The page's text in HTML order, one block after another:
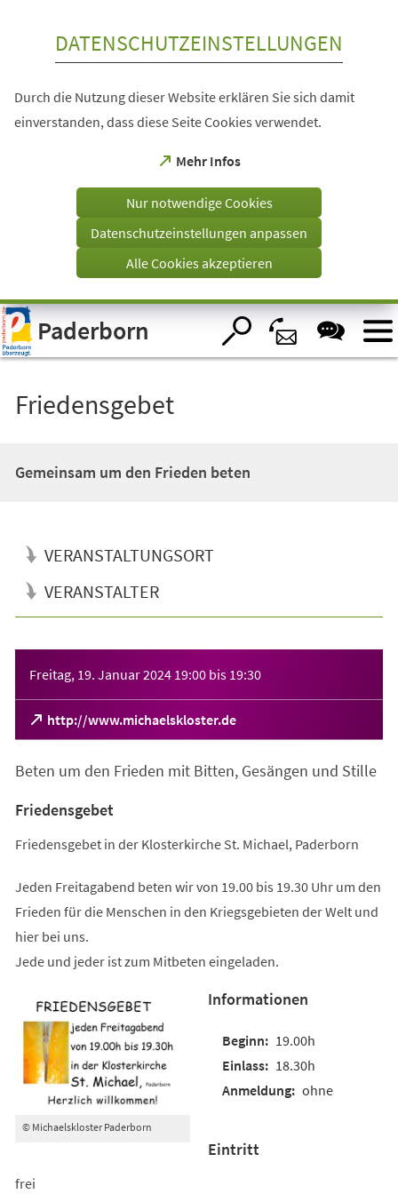
Visuelle
Assistenzsoftware
öffnen.
DATENSCHUTZEINSTELLUNGEN
Durch die Nutzung dieser Website erklären Sie sich damit
einverstanden, dass diese Seite Cookies verwendet.
Mehr Infos
(Öffnet
einem
Tab)
Nur notwendige Cookies
Datenschutzeinstellungen anpassen
Alle Cookies akzeptieren
Paderborn
Friedensgebet
Gemeinsam um den Frieden beten
VERANSTALTUNGSORT
VERANSTALTER
Freitag, 19. Januar 2024 19:00 bis 19:30
http://www.michaelskloster.de
(Öffnet
in
neuen
Beten um den Frieden mit Bitten, Gesängen und Stille
Friedensgebet
Friedensgebet in der Klosterkirche St. Michael, Paderborn
Jeden Freitagabend beten wir von 19.00 bis 19.30 Uhr um den
Frieden für die Menschen in den Kriegsgebieten der Welt und
hier bei uns.
Jede und jeder ist zum Mitbeten eingeladen.
© Michaelskloster Paderborn
Informationen
19.00h
18.30h
ohne
Eintritt
frei